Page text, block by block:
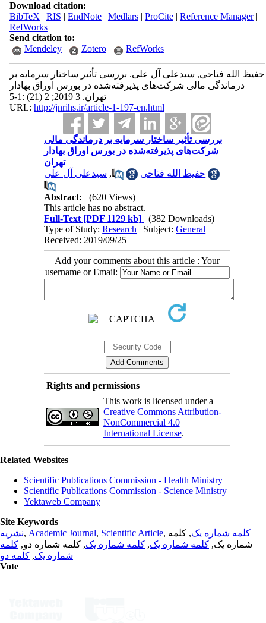
Download citation:
BibTeX | RIS | EndNote| Medlars| ProCite| Reference Manager|
RefWorks
Send citation to:
Mendeley
Zotero RefWorks
حفیظ الله فتاحی, سیدعلی آل علی. بررسی تأثیر ساختار سرمایه بر
درماندگی مالی شرکت‌های پذیرفته‌شده در بورس اوراق بهادار
تهران. 3 2019; 2 (21) :1-5
URL: http://jnrihs.ir/article-1-197-en.html
بررسی تأثیر ساختار سرمایه بر درماندگی مالی
شرکت‌های پذیرفته‌شده در بورس اوراق بهادار
تهران
حفیظ الله فتاحی
, سیدعلی آل علی
Abstract:
(620 Views)
This article has no abstract.
Full-Text [PDF 1129 kb]
(382 Downloads)
Type of Study:Research | Subject:General
Received: 2019/09/25
Add your comments about this article : Your
username or Email:
Rights and permissions
This work is licensed under a
Creative Commons Attribution-
NonCommercial 4.0
International License.
Related Websites
Scientific Publications Commission - Health Ministry
Scientific Publications Commission - Science Ministry
Yektaweb Company
Site Keywords
نشریه, Academic Journal, Scientific Article, کلمه شماره یک, کلمه
شماره یک, کلمه شماره یک, کلمه شماره یک, کلمه شماره دو, کلمه
شماره یک, کلمه دو
Vote